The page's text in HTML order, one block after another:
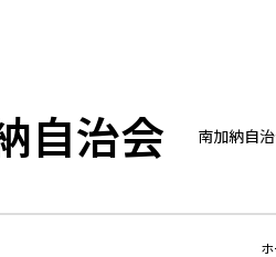
自治会 南加納自